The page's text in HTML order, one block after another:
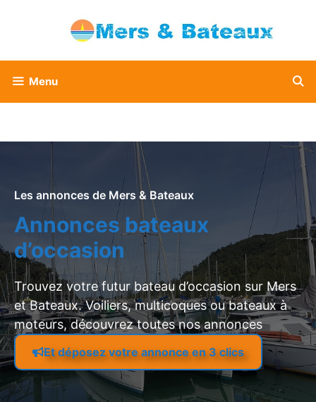
Menu
Les annonces de Mers & Bateaux
Annonces bateaux
d’occasion
Trouvez votre futur bateau d’occasion sur Mers
et Bateaux. Voiliers, multicoques ou bateaux à
moteurs, découvrez toutes nos annonces
Et déposez votre annonce en 3 clics